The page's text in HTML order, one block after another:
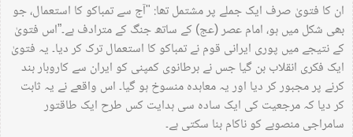
ان کا فتویٰ صرف ایک جملے پر مشتمل تھا: "آج سے تمباکو کا استعمال، جو
بھی شکل میں ہو، امام عصر (عج) کے ساتھ جنگ کے مترادف ہے۔”اس فتویٰ
کے نتیجے میں پوری ایرانی قوم نے تمباکو کا استعمال ترک کر دیا۔ یہ فتویٰ
ایک فکری انقلاب بن گیا جس نے برطانوی کمپنی کو ایران سے کاروبار بند
کرنے پر مجبور کر دیا اور یہ معاہدہ منسوخ ہو گیا۔ اس واقعے نے یہ ثابت
کر دیا کہ مرجعیت کی ایک سادہ سی ہدایت کس طرح ایک طاقتور
سامراجی منصوبے کو ناکام بنا سکتی ہے۔